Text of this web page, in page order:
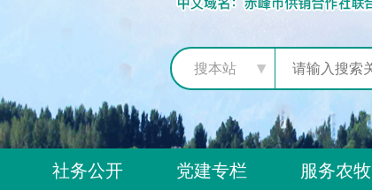
搜本站
社务公开 党建专栏 服务农牧